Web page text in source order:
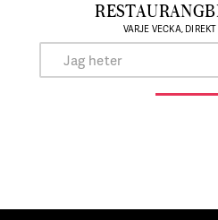
VARJE VECKA,